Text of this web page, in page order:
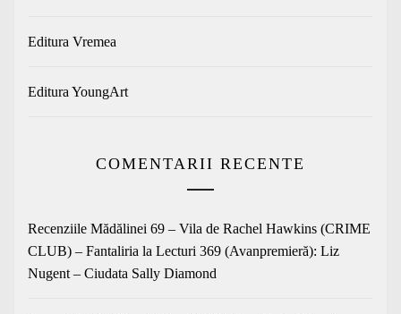
Editura Vremea
Editura YoungArt
COMENTARII RECENTE
Recenziile Mădălinei 69 – Vila de Rachel Hawkins (CRIME
CLUB) – Fantaliria la Lecturi 369 (Avanpremieră): Liz
Nugent – Ciudata Sally Diamond